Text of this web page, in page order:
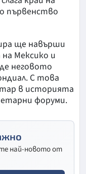
първенство
ще навърши
Мексико и
неговото
С това
в историята
форуми.
най-новото от